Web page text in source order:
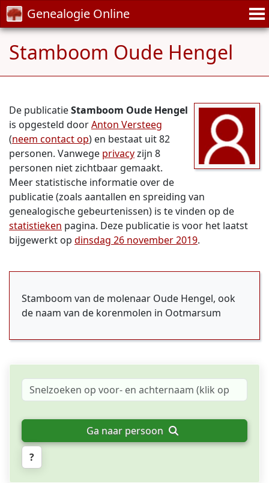
Genealogie Online
Stamboom Oude Hengel
De publicatieStamboom Oude Hengel
is opgesteld doorAnton Versteeg
(neem contact op) en bestaat uit 82
personen. Vanwege privacyzijn 8
personen niet zichtbaar gemaakt.
Meer statistische informatie over de
publicatie (zoals aantallen en spreiding van
genealogische gebeurtenissen) is te vinden op de
statistieken pagina. Deze publicatie is voor het laatst
bijgewerkt op dinsdag 26 november 2019.
Stamboom van de molenaar Oude Hengel, ook
de naam van de korenmolen in Ootmarsum
Ga naar persoon
?